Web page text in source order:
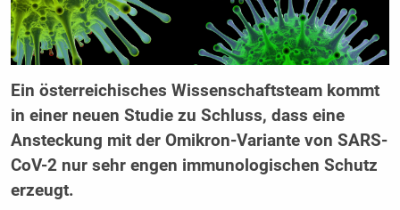
Ein österreichisches Wissenschaftsteam kommt
in einer neuen Studie zu Schluss, dass eine
Ansteckung mit der Omikron-Variante von SARS-
CoV-2 nur sehr engen immunologischen Schutz
erzeugt.